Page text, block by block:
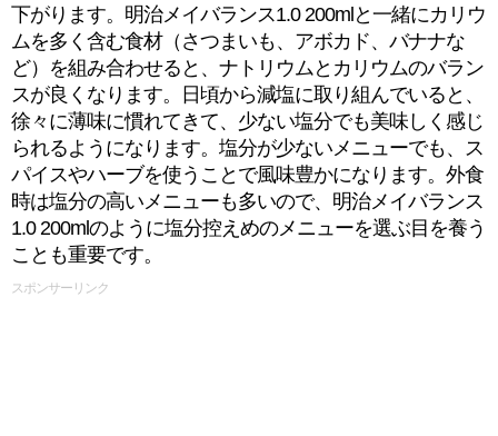
下がります。明治メイバランス1.0 200mlと一緒にカリウ
ムを多く含む食材（さつまいも、アボカド、バナナな
ど）を組み合わせると、ナトリウムとカリウムのバラン
スが良くなります。日頃から減塩に取り組んでいると、
徐々に薄味に慣れてきて、少ない塩分でも美味しく感じ
られるようになります。塩分が少ないメニューでも、ス
パイスやハーブを使うことで風味豊かになります。外食
時は塩分の高いメニューも多いので、明治メイバランス
1.0 200mlのように塩分控えめのメニューを選ぶ目を養う
ことも重要です。
スポンサーリンク